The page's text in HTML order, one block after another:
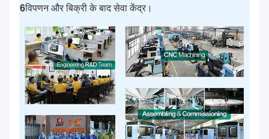
6विपणन और बिक्री के बाद सेवा केंद्र।